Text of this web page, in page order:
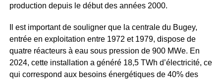
production depuis le début des années 2000.
Il est important de souligner que la centrale du Bugey,
entrée en exploitation entre 1972 et 1979, dispose de
quatre réacteurs à eau sous pression de 900 MWe. En
2024, cette installation a généré 18,5 TWh d’électricité, ce
qui correspond aux besoins énergétiques de 40% des